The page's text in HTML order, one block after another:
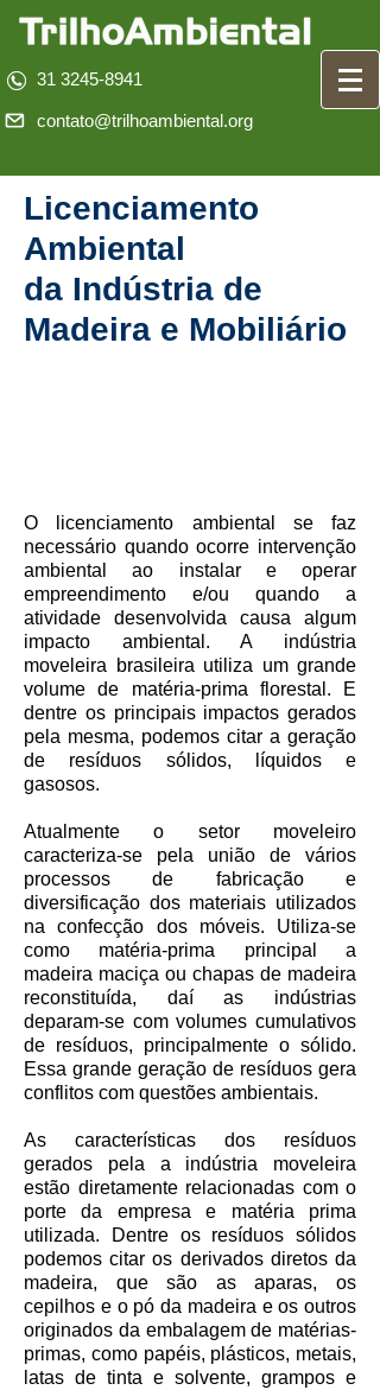
31 3245-8941
contato@trilhoambiental.org
Licenciamento
Ambiental
da Indústria de
Madeira e Mobiliário
O licenciamento ambiental se faz
necessário quando ocorre intervenção
ambiental ao instalar e operar
empreendimento e/ou quando a
atividade desenvolvida causa algum
impacto ambiental. A indústria
moveleira brasileira utiliza um grande
volume de matéria-prima florestal. E
dentre os principais impactos gerados
pela mesma, podemos citar a geração
de resíduos sólidos, líquidos e
gasosos.
Atualmente o setor moveleiro
caracteriza-se pela união de vários
processos de fabricação e
diversificação dos materiais utilizados
na confecção dos móveis. Utiliza-se
como matéria-prima principal a
madeira maciça ou chapas de madeira
reconstituída, daí as indústrias
deparam-se com volumes cumulativos
de resíduos, principalmente o sólido.
Essa grande geração de resíduos gera
conflitos com questões ambientais.
As características dos resíduos
gerados pela a indústria moveleira
estão diretamente relacionadas com o
porte da empresa e matéria prima
utilizada. Dentre os resíduos sólidos
podemos citar os derivados diretos da
madeira, que são as aparas, os
cepilhos e o pó da madeira e os outros
originados da embalagem de matérias-
primas, como papéis, plásticos, metais,
latas de tinta e solvente, grampos e